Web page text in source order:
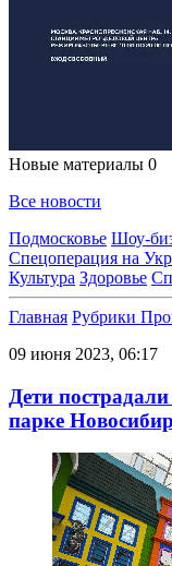
Новые материалы 0
Все новости
Подмосковье Шоу-
Спецоперация на
Культура Здоровье
Главная Рубрики
09 июня 2023, 06:17
Дети
парке